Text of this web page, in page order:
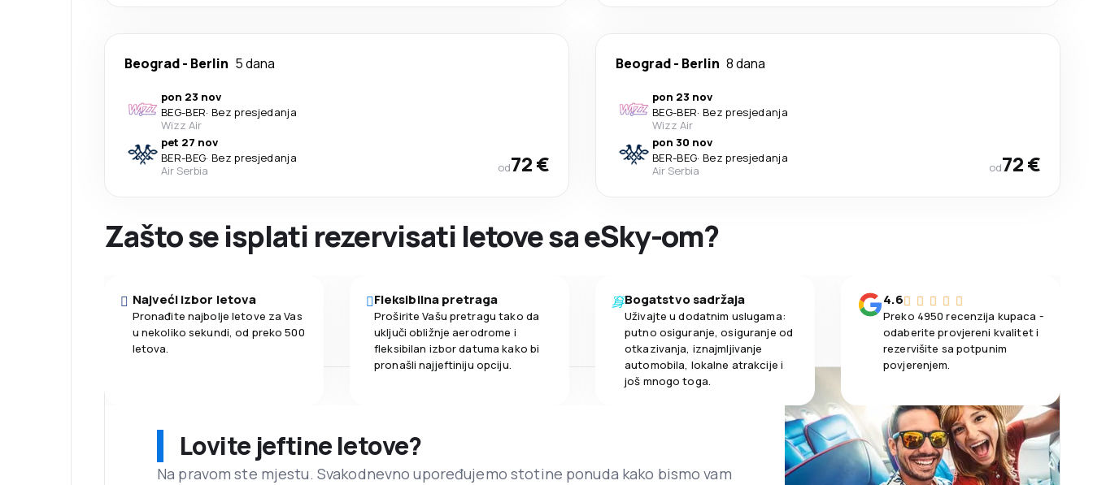
Beograd- Berlin 5 dana
pon 23 nov
BEG-BER· Bez presjedanja
Wizz Air
pet 27 nov
BER-BEG· Bez presjedanja
Air Serbia
od72 €
Beograd- Berlin 8 dana
pon 23 nov
BEG-BER· Bez presjedanja
Wizz Air
pon 30 nov
BER-BEG· Bez presjedanja
Air Serbia
od72 €
Zašto se isplati rezervisati letove sa eSky-om?
Najveći izbor letova
Pronađite najbolje letove za Vas
u nekoliko sekundi, od preko 500
letova.
Fleksibilna pretraga
Proširite Vašu pretragu tako da
uključi obližnje aerodrome i
fleksibilan izbor datuma kako bi
pronašli najjeftiniju opciju.
Bogatstvo sadržaja
Uživajte u dodatnim uslugama:
putno osiguranje, osiguranje od
otkazivanja, iznajmljivanje
automobila, lokalne atrakcije i
još mnogo toga.
4.6
Preko 4950 recenzija kupaca -
odaberite provjereni kvalitet i
rezervišite sa potpunim
povjerenjem.
Lovite jeftine letove?
Na pravom ste mjestu. Svakodnevno upoređujemo stotine ponuda kako bismo vam